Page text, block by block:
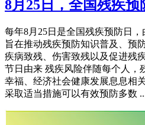
8月25日，全国残疾预
每年8月25日是全国残疾预防日，
旨在推动残疾预防知识普及、预
疾病致残、伤害致残以及促进残
节日由来 残疾风险伴随每个人，
幸福、经济社会健康发展息息相
采取适当措施可以有效预防多数